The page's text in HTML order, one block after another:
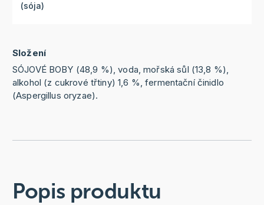
(sója)
Složení
SÓJOVÉ BOBY (48,9 %), voda, mořská sůl (13,8 %),
alkohol (z cukrové třtiny) 1,6 %, fermentační činidlo
(Aspergillus oryzae).
Popis produktu